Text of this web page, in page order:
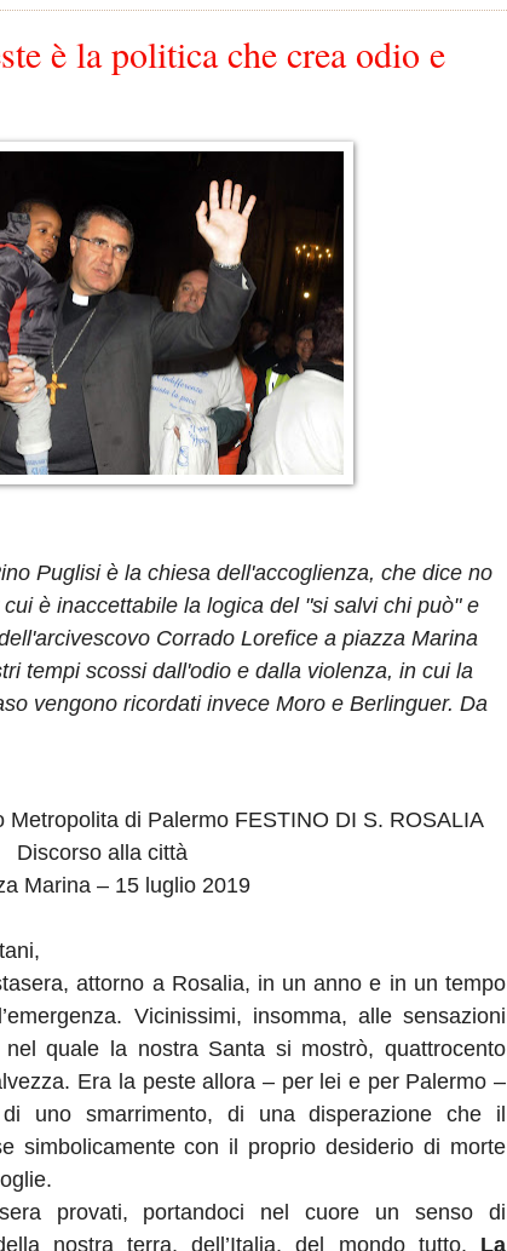
è la politica che crea odio e
Puglisi è la chiesa dell'accoglienza, che dice no
è inaccettabile la logica del "si salvi chi può" e
Corrado Lorefice a piazza Marina
tempi scossi dall'odio e dalla violenza, in cui la
vengono ricordati invece Moro e Berlinguer. Da
Metropolita di Palermo FESTINO DI S. ROSALIA
Discorso alla città
Marina – 15 luglio 2019
attorno a Rosalia, in un anno e in un tempo
Vicinissimi, insomma, alle sensazioni
nel quale la nostra Santa si mostrò, quattrocento
Era la peste allora – per lei e per Palermo –
uno smarrimento, di una disperazione che il
simbolicamente con il proprio desiderio di morte
provati, portandoci nel cuore un senso di
nostra terra, dell’Italia, del mondo tutto. La